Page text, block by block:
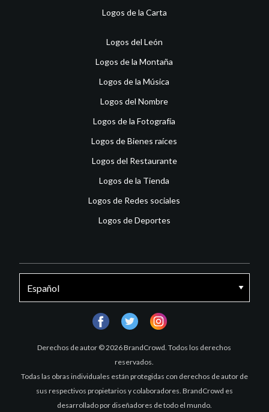
Logos de la Carta
Logos del León
Logos de la Montaña
Logos de la Música
Logos del Nombre
Logos de la Fotografía
Logos de Bienes raíces
Logos del Restaurante
Logos de la Tienda
Logos de Redes sociales
Logos de Deportes
Derechos de autor © 2026 BrandCrowd. Todos los derechos
reservados.
Todas las obras individuales están protegidas con derechos de autor de
sus respectivos propietarios y colaboradores. BrandCrowd es
desarrollado por diseñadores de todo el mundo.
facebooktwitter instagram